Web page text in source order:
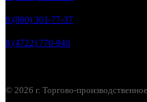
8 (800) 301-77-37
8 (4722) 770-940
© 2026 г. Торгово-